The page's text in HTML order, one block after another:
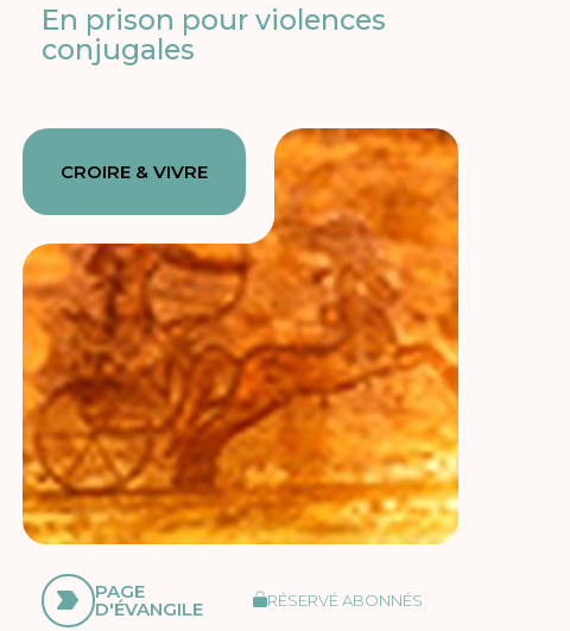
En prison pour violences
conjugales
CROIRE & VIVRE
PAGE
D'ÉVANGILE RÉSERVÉ ABONNÉS